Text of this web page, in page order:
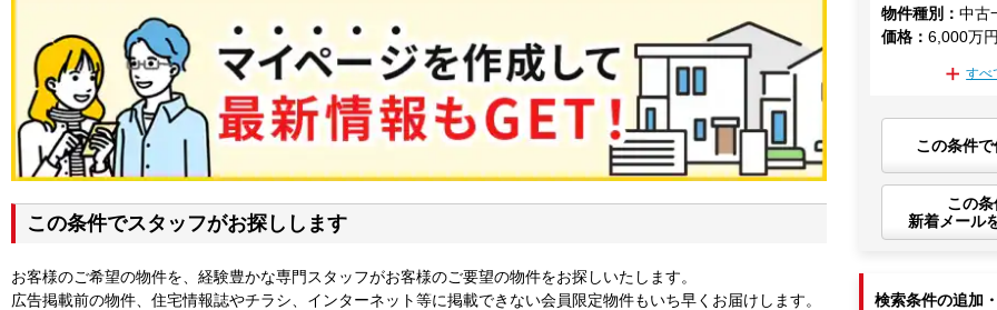
この条件でスタッフがお探しします
お客様のご希望の物件を、経験豊かな専門スタッフがお客様のご要望の物件をお探しいたします。
広告掲載前の物件、住宅情報誌やチラシ、インターネット等に掲載できない会員限定物件もいち早くお届けします。
物件種別 ：中古
価格 ：6,000万
すべ
この条件
この
新着メール
検索条件の追加